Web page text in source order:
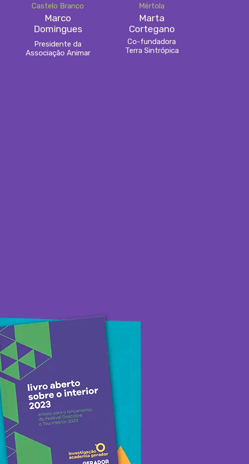
Castelo Branco
Marco
Domingues
Presidente da
Associação Animar
Mértola
Marta
Cortegano
Co-fundadora
Terra Sintrópica